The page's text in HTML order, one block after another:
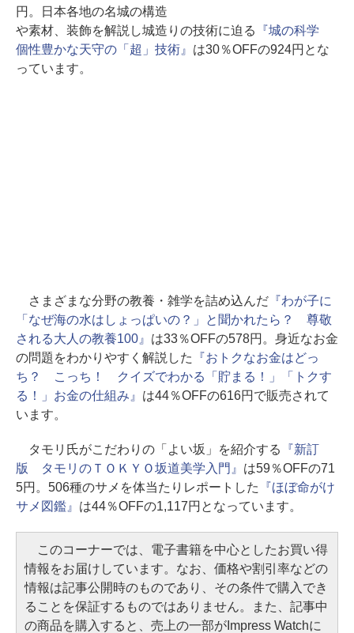
円。日本各地の名城の構造
や素材、装飾を解説し城造りの技術に迫る
『城の科学
個性豊かな天守の「超」技術』 は30％OFFの924円とな
っています。
さまざまな分野の教養・雑学を詰め込んだ『わが子に
「なぜ海の水はしょっぱいの？」と聞かれたら？ 尊敬
される大人の教養100』 は33％OFFの578円。身近なお金
の問題をわかりやすく解説した
『おトクなお金はどっ
ち？ こっち！ クイズでわかる「貯まる！」「トクす
る！」お金の仕組み』 は44％OFFの616円で販売されて
います。
タモリ氏がこだわりの「よい坂」を紹介する
『新訂
版 タモリのＴＯＫＹＯ坂道美学入門』 は59％OFFの71
5円。506種のサメを体当たりレポートした
『ほぼ命がけ
サメ図鑑』 は44％OFFの1,117円となっています。
このコーナーでは、電子書籍を中心としたお買い得
情報をお届けしています。なお、価格や割引率などの
情報は記事公開時のものであり、その条件で購入でき
ることを保証するものではありません。また、記事中
の商品を購入すると、売上の一部がImpress Watchに